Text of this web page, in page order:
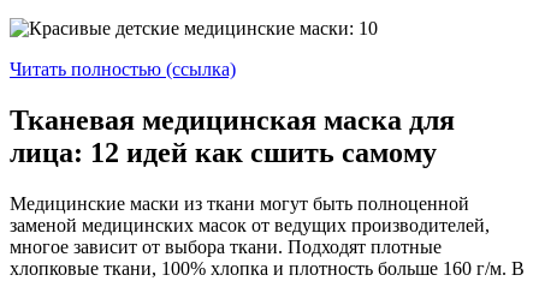
Читать полностью (ссылка)
Тканевая медицинская маска для
лица: 12 идей как сшить самому
Медицинские маски из ткани могут быть полноценной
заменой медицинских масок от ведущих производителей,
многое зависит от выбора ткани. Подходят плотные
хлопковые ткани, 100% хлопка и плотность больше 160 г/м. В